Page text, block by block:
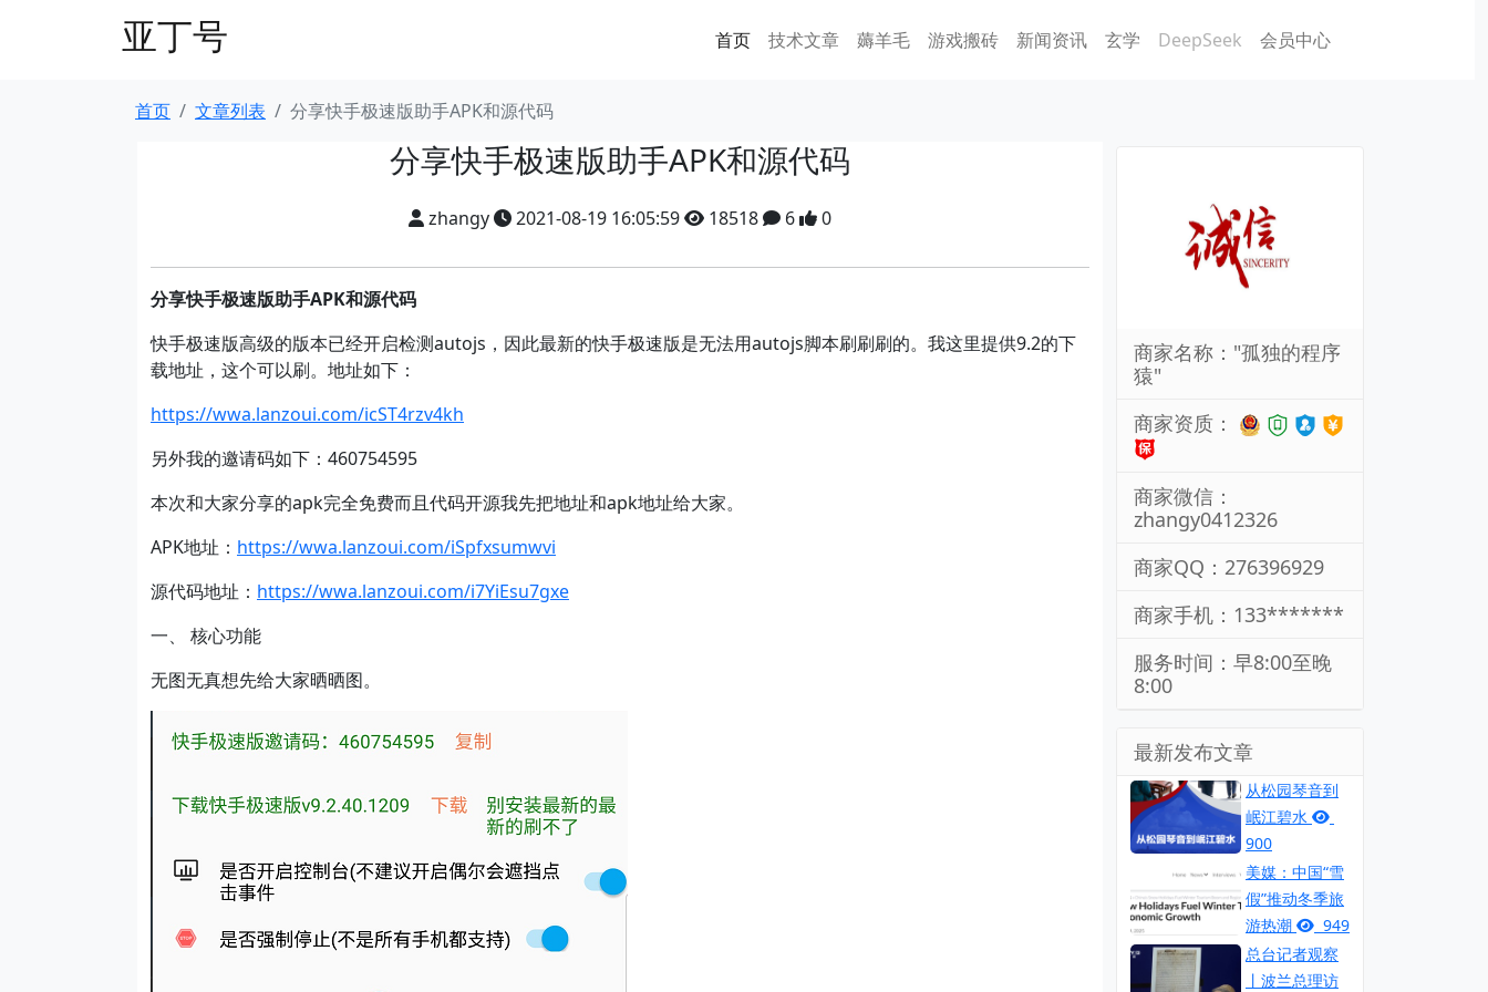
亚丁号 首页 技术文章 薅羊毛 游戏搬砖 新闻资讯 玄学 DeepSeek 会员中心
首页 文章列表 分享快手极速版助手APK和源代码
分享快手极速版助手APK和源代码
zhangy 2021-08-19 16:05:59 18518 6 0
分享快手极速版助手APK和源代码
快手极速版高级的版本已经开启检测autojs，因此最新的快手极速版是无法用autojs脚本刷刷刷的。我这里提供9.2的下
载地址，这个可以刷。地址如下：
https://wwa.lanzoui.com/icST4rzv4kh
另外我的邀请码如下：460754595
本次和大家分享的apk完全免费而且代码开源我先把地址和apk地址给大家。
APK地址： https://wwa.lanzoui.com/iSpfxsumwvi
源代码地址： https://wwa.lanzoui.com/i7YiEsu7gxe
一、 核心功能
无图无真想先给大家晒晒图。
商家名称："孤独的程序
猿"
商家资质：
商家微信：
zhangy0412326
商家QQ：276396929
商家手机：133*******
服务时间：早8:00至晚
8:00
最新发布文章
从松园琴音到
岷江碧水
900
美媒：中国“雪
假”推动冬季旅
游热潮
949
总台记者观察
丨波兰总理访